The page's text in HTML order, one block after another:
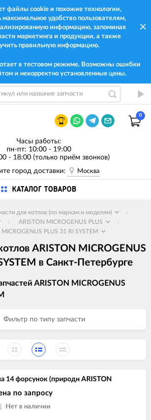
файлы cookie и похожие технологии,
максимальное удобство пользователям,
информацию, запоминая
маркетинга и продукции, а также
правильную информацию.
в тестовом режиме. Возможны ошибки
и некорректно установленные цены.
0
Часы работы:
пн-пт: 10:00 - 19:00
- 18:00 (только приём звонков)
город доставки:
Москва
КАТАЛОГ ТОВАРОВ
для котлов (по маркам и моделям)
ARISTON MICROGENUS PLUS
PLUS 31 RI SYSTEM
ARISTON MICROGENUS
в Санкт-Петербурге
ARISTON MICROGENUS
Фильтр по типу запчасти
14 форсунок (природн ARISTON
по запросу
Нет в наличии